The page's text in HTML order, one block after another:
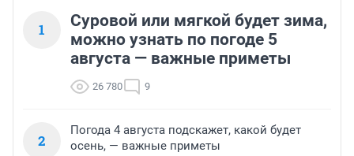
1
Суровой или мягкой будет зима,
можно узнать по погоде 5
августа — важные приметы
26 780 9
2
Погода 4 августа подскажет, какой будет
осень, — важные приметы